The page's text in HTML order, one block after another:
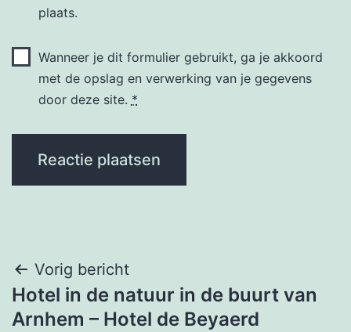
plaats.
Wanneer je dit formulier gebruikt, ga je akkoord
met de opslag en verwerking van je gegevens
door deze site. *
Bericht
navigatie
Vorig bericht
Hotel in de natuur in de buurt van
Arnhem – Hotel de Beyaerd